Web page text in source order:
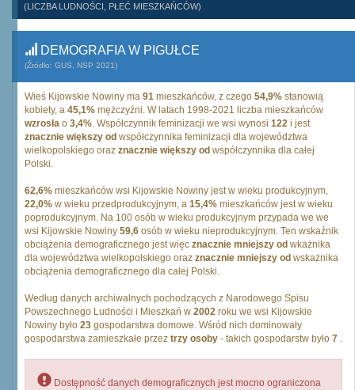
(LICZBA LUDNOŚCI, PŁEĆ MIESZKAŃCÓW)
DEMOGRAFIA W PIGUŁCE
(Źródło: GUS, NSP 2021)
Wieś Kijowskie Nowiny ma 91 mieszkańców, z czego 54,9% stanowią
kobiety, a 45,1% mężczyźni. W latach 1998-2021 liczba mieszkańców
wzrosła o 3,4%. Współczynnik feminizacji we wsi wynosi 122 i jest
znacznie większy od współczynnika feminizacji dla województwa
wielkopolskiego oraz znacznie większy od współczynnika dla całej
Polski.
62,6% mieszkańców wsi Kijowskie Nowiny jest w wieku produkcyjnym,
22,0% w wieku przedprodukcyjnym, a 15,4% mieszkańców jest w wieku
poprodukcyjnym. Na 100 osób w wieku produkcyjnym przypada we we
wsi Kijowskie Nowiny 59,6 osób w wieku nieprodukcyjnym. Ten wskaźnik
obciążenia demograficznego jest więc znacznie mniejszy od wkażnika
dla województwa wielkopolskiego oraz znacznie mniejszy od wskażnika
obciążenia demograficznego dla całej Polski.
Według danych archiwalnych pochodzących z Narodowego Spisu
Powszechnego Ludności i Mieszkań w 2002 roku we wsi Kijowskie
Nowiny było 23 gospodarstwa domowe. Wśród nich dominowały
gospodarstwa zamieszkałe przez trzy osoby - takich gospodarstw było 7 .
Dostępność danych demograficznych jest mocno ograniczona